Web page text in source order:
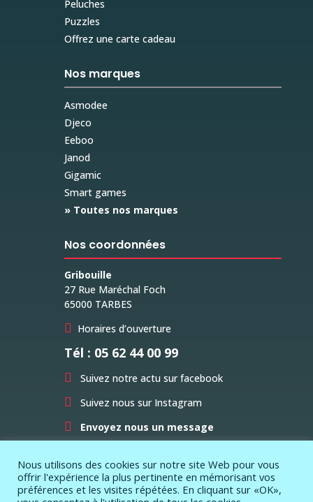
Peluches
Puzzles
Offrez une carte cadeau
Nos marques
Asmodee
Djeco
Eeboo
Janod
Gigamic
Smart games
» Toutes nos marques
Nos coordonnées
Gribouille
27 Rue Maréchal Foch
65000 TARBES
 Horaires d’ouverture
Tél : 05 62 44 00 99
 Suivez notre actu sur facebook
 Suivez nous sur Instagram
 Envoyez nous un message
Nous utilisons des cookies sur notre site Web pour vous
offrir l'expérience la plus pertinente en mémorisant vos
préférences et les visites répétées. En cliquant sur «OK»,